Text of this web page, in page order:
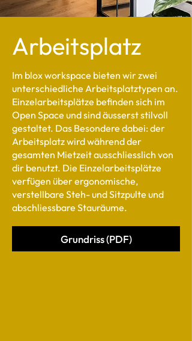
Arbeitsplatz
Im blox workspace bieten wir zwei
unterschiedliche Arbeitsplatztypen an.
Einzelarbeitsplätze befinden sich im
Open Space und sind äusserst stilvoll
gestaltet. Das Besondere dabei: der
Arbeitsplatz wird während der
gesamten Mietzeit ausschliesslich von
dir benutzt. Die Einzelarbeitsplätze
verfügen über ergonomische,
verstellbare Steh- und Sitzpulte und
abschliessbare Stauräume.
Grundriss (PDF)